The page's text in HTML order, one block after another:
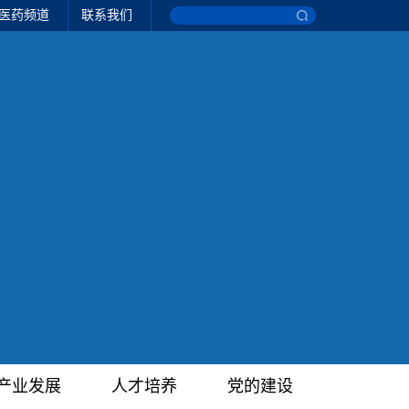
药频道 联系我们
业发展 人才培养 党的建设